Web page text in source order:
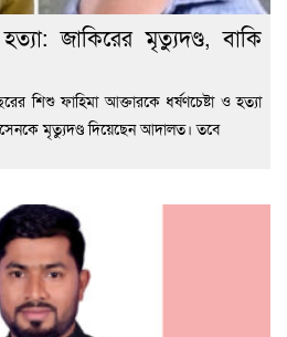
জাকিরের মৃত্যুদণ্ড, বাকি
শিশু ফাহিমা আক্তারকে ধর্ষণচেষ্টা ও হত্যা
মৃত্যুদণ্ড দিয়েছেন আদালত। তবে